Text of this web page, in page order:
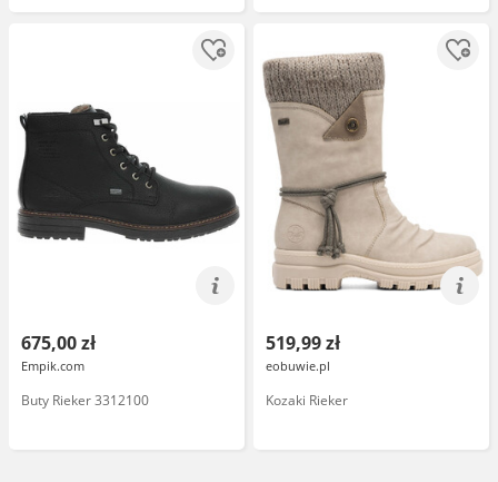
675,00 zł
Empik.com
Buty Rieker 3312100
519,99 zł
eobuwie.pl
Kozaki Rieker